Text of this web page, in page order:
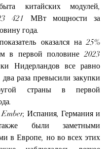
китайских модулей,
421 МВт мощности за
года.
оказался на 25%
в первой половине 2023
Нидерландов все равно
раза превысили закупки
страны в первой
Испания, Германия и
были заметными
в Европе, но во всех этих